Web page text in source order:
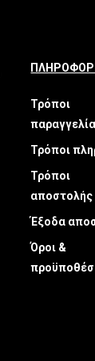
Τρόποι
Τρόποι
Τρόποι
αποστολής
Έξοδα
Όροι &